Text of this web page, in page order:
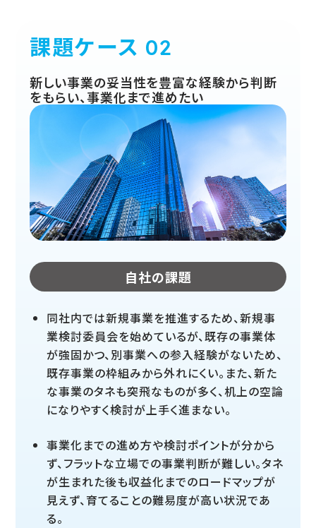
課題ケース
新しい事業の妥当性を豊富な経験から判断
をもらい、事業化まで進めたい
自社の課題
同社内では新規事業を推進するため、新規事
業検討委員会を始めているが、既存の事業体
が強固かつ、別事業への参入経験がないため、
既存事業の枠組みから外れにくい。また、新た
な事業のタネも突飛なものが多く、机上の空論
になりやすく検討が上手く進まない。
事業化までの進め方や検討ポイントが分から
ず、フラットな立場での事業判断が難しい。タネ
が生まれた後も収益化までのロードマップが
見えず、育てることの難易度が高い状況であ
る。